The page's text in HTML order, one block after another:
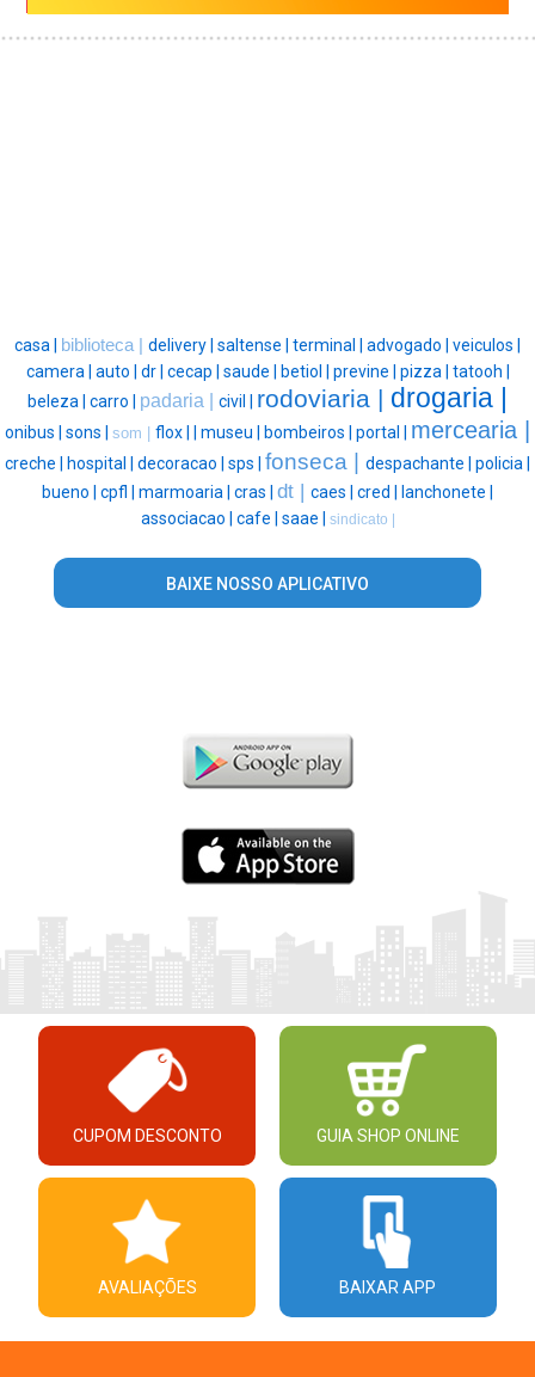
casa | biblioteca | delivery | saltense | terminal | advogado | veiculos |
camera | auto | dr | cecap | saude | betiol | previne | pizza | tatooh |
beleza | carro | padaria | civil | rodoviaria | drogaria |
onibus | sons | som | flox | museu | bombeiros | portal | mercearia |
creche | hospital | decoracao | sps | fonseca | despachante | policia |
bueno | cpfl | marmoaria | cras | dt | caes | cred |
lanchonete |
associacao | cafe | saae | sindicato |
BAIXE NOSSO APLICATIVO
CUPOM DESCONTO GUIA SHOP ONLINE
AVALIAÇÕES BAIXAR APP